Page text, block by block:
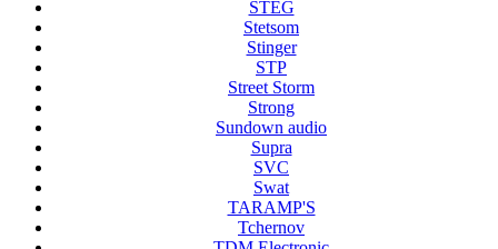
STEG
Stetsom
Stinger
STP
Street Storm
Strong
Sundown audio
Supra
SVC
Swat
TARAMP'S
Tchernov